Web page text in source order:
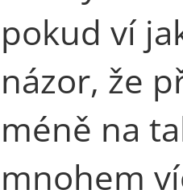
pokud ví
názor, že
méně na
mnohem